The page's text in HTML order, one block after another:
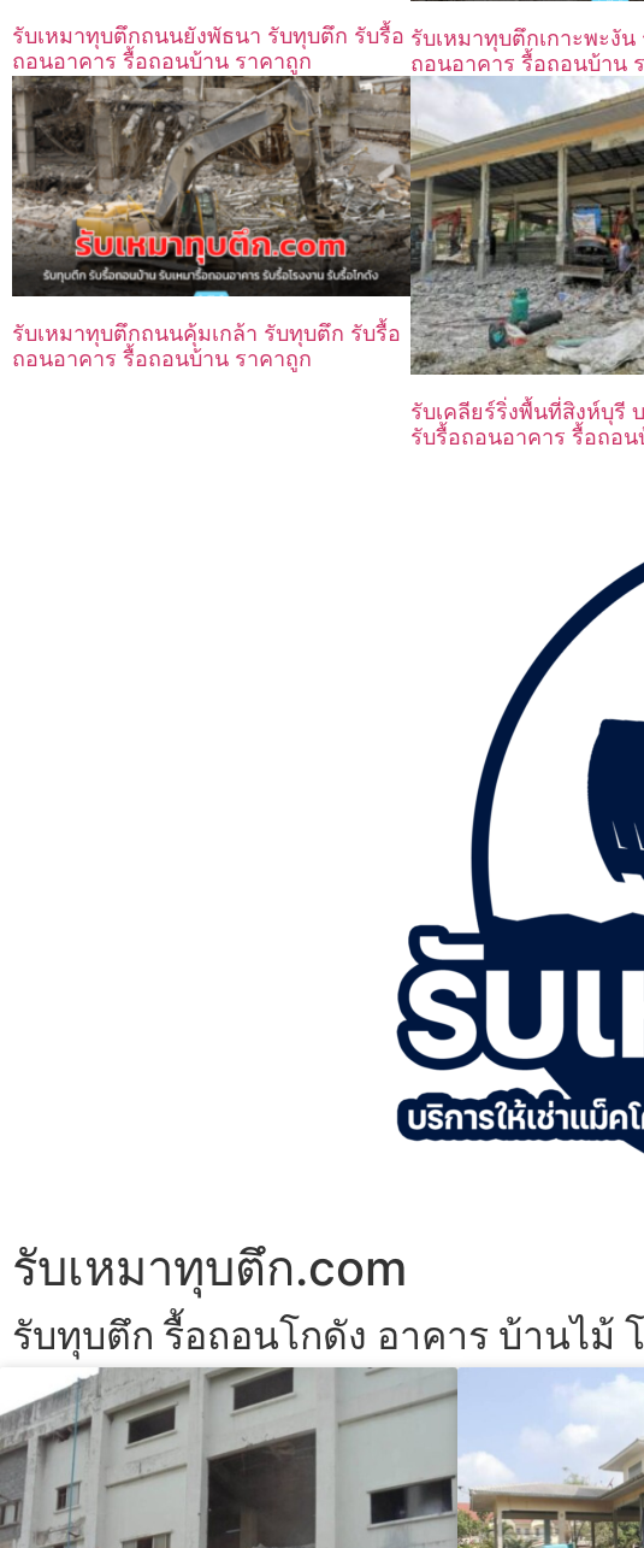
รับเหมาทุบตึกถนนยังพัธนา รับทุบตึก รับรื้อ
ถอนอาคาร รื้อถอนบ้าน ราคาถูก
รับเหมาทุบตึกเกาะพะงั
ถอนอาคาร รื้อถอนบ้าน
รับเหมาทุบตึกถนนคุ้มเกล้า รับทุบตึก รับรื้อ
ถอนอาคาร รื้อถอนบ้าน ราคาถูก
รับเคลียร์ริ่งพื้นที่สิงห์บุรี
รับรื้อถอนอาคาร รื้อถอ
รับเหมาทุบตึก.com
รับทุบตึก รื้อถอนโกดัง อาคาร บ้านไม้